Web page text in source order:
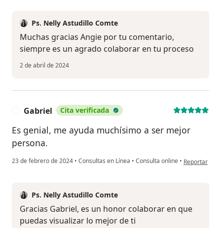
Ps. Nelly Astudillo Comte
Muchas gracias Angie por tu comentario,
siempre es un agrado colaborar en tu proceso
2 de abril de 2024
Gabriel Cita verificada
Es genial, me ayuda muchísimo a ser mejor
persona.
23 de febrero de 2024 • Consultas en Línea • Consulta online • en opinión
Reportar
Ps. Nelly Astudillo Comte
Gracias Gabriel, es un honor colaborar en que
puedas visualizar lo mejor de ti